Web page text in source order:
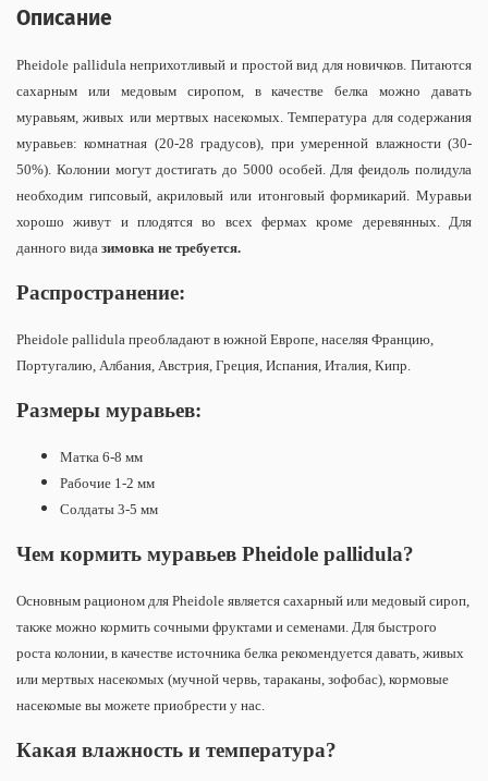
Описание
Pheidole pallidula неприхотливый и простой вид для новичков. Питаются
сахарным или медовым сиропом, в качестве белка можно давать
муравьям, живых или мертвых насекомых. Температура для содержания
муравьев: комнатная (20-28 градусов), при умеренной влажности (30-
50%). Колонии могут достигать до 5000 особей. Для феидоль полидула
необходим гипсовый, акриловый или итонговый формикарий. Муравьи
хорошо живут и плодятся во всех фермах кроме деревянных. Для
данного вида зимовка не требуется.
Распространение:
Pheidole pallidula преобладают в южной Европе, населяя Францию,
Португалию, Албания, Австрия, Греция, Испания, Италия, Кипр.
Размеры муравьев:
Матка 6-8 мм
Рабочие 1-2 мм
Солдаты 3-5 мм
Чем кормить муравьев Pheidole pallidula?
Основным рационом для Pheidole является сахарный или медовый сироп,
также можно кормить сочными фруктами и семенами. Для быстрого
роста колонии, в качестве источника белка рекомендуется давать, живых
или мертвых насекомых (мучной червь, тараканы, зофобас), кормовые
насекомые вы можете приобрести у нас.
Какая влажность и температура?